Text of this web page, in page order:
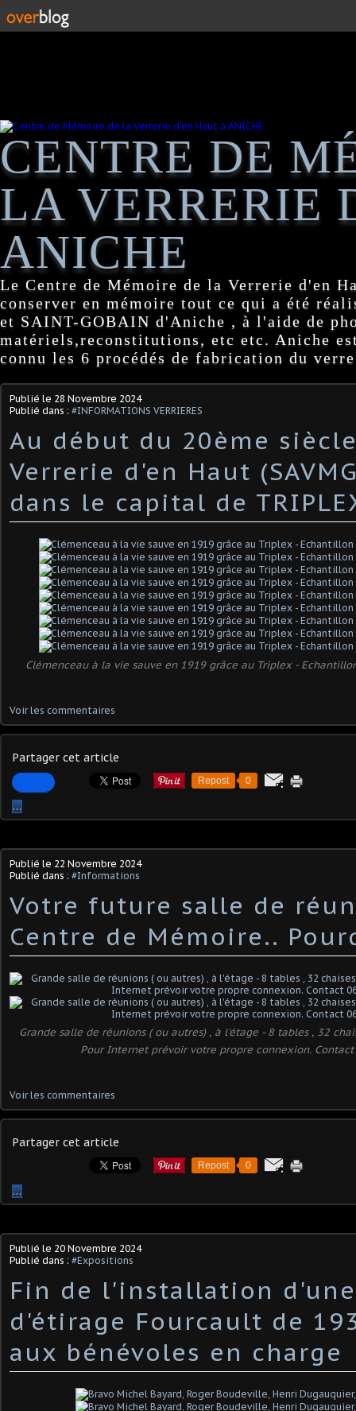
CENTRE DE
LA VERRERIE
ANICHE
Le Centre de Mémoire de la Verrerie d'en
conserver en mémoire tout ce qui a été
et SAINT-GOBAIN d'Aniche , à l'aide de
matériels,reconstitutions, etc etc. Aniche
connu les 6 procédés de fabrication du
Publié le 28 Novembre 2024
Publié dans : #INFORMATIONS VERRIERES
Au début du 20ème
Verrerie d'en Haut
dans le capital de
Clémenceau à la vie sauve en 1919 grâce au Triplex -
Voir les commentaires
Partager cet article
Repost 0
…
Publié le 22 Novembre 2024
Publié dans : #Informations
Votre future salle de
Centre de Mémoire..
Grande salle de réunions ( ou autres) , à l'étage - 8 tables , 32
Pour Internet prévoir votre propre connexion.
Voir les commentaires
Partager cet article
Repost 0
…
Publié le 20 Novembre 2024
Publié dans : #Expositions
Fin de l'installation
d'étirage Fourcault de
aux bénévoles en charge